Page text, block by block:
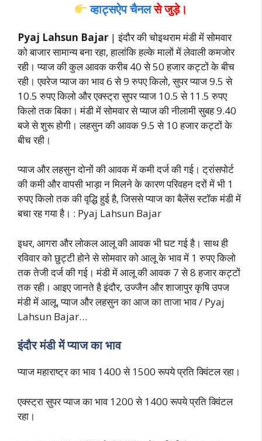
व्हाट्सऐप चैनलसे जुड़े।
Pyaj Lahsun Bajar | इंदौर की चोइथराम मंडी में सोमवार
को बाजार सामान्य बना रहा, हालांकि हल्के मालों में लेवाली कमजोर
रही। प्याज की कुल आवक करीब 40 से 50 हजार कट्टों के बीच
रही। एवरेज प्याज का भाव 6 से 9 रुपए किलो, सुपर प्याज 9.5 से
10.5 रुपए किलो और एक्स्ट्रा सुपर प्याज 10.5 से 11.5 रुपए
किलो तक बिका। मंडी में सोमवार से प्याज की नीलामी सुबह 9.40
बजे से शुरू होगी। लहसुन की आवक 9.5 से 10 हजार कट्टों के
बीच रही।
प्याज और लहसुन दोनों की आवक में कमी दर्ज की गई। ट्रांसपोर्ट
की कमी और वापसी भाड़ा न मिलने के कारण परिवहन दरों में भी 1
रुपए किलो तक की वृद्धि हुई है, जिससे प्याज का बैलेंस स्टॉक मंडी में
बचा रह गया है। : Pyaj Lahsun Bajar
इधर, आगरा और लोकल आलू की आवक भी घट गई है। साथ ही
रविवार को छुट्टी होने से सोमवार को आलू के भाव में 1 रुपए किलो
तक तेजी दर्ज की गई। मंडी में आलू की आवक 7 से 8 हजार कट्टों
तक रही। आइए जानते है इंदौर, उज्जैन और शाजापुर कृषि उपज
मंडी में आलू, प्याज और लहसुन का आज का ताजा भाव / Pyaj
Lahsun Bajar…
इंदौर मंडी में प्याज का भाव
प्याज महाराष्ट्र का भाव 1400 से 1500 रूपये प्रति क्विंटल रहा।
एक्स्ट्रा सुपर प्याज का भाव 1200 से 1400 रूपये प्रति क्विंटल
रहा।